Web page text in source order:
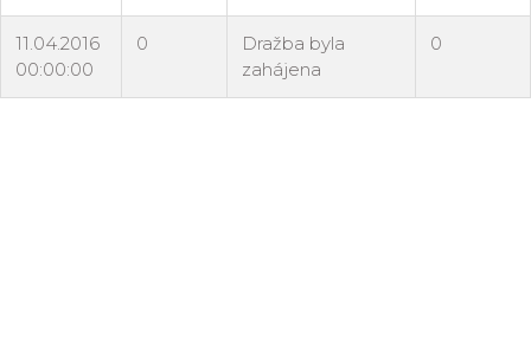
11.04.2016
00:00:00
0
Dražba byla
zahájena
0